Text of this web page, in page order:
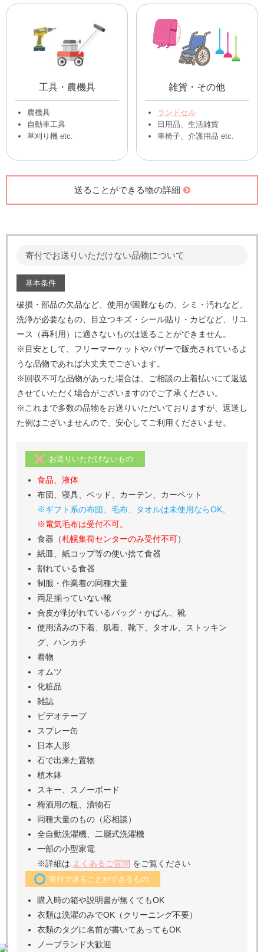
工具・農機具
農機具
自動車工具
草刈り機 etc.
雑貨・その他
ランドセル
日用品、生活雑貨
車椅子、介護用品 etc.
送ることができる物の詳細
寄付でお送りいただけない品物について
基本条件
破損・部品の欠品など、使用が困難なもの、シミ・汚れなど、
洗浄が必要なもの、目立つキズ・シール貼り・カビなど、
リユ
ース（再利用）に適さないものは送ることができません。
※目安として、フリーマーケットやバザーで販売されているよ
うな品物であれば大丈夫でございます。
※回収不可な品物があった場合は、ご相談の上着払いにて返送
させていただく場合がございますのでご了承ください。
※これまで多数の品物をお送りいただいておりますが、返送し
た例はございませんので、安心してご利用くださいませ。
お送りいただけないもの
食品、液体
布団、寝具、ベッド、カーテン、カーペット
※ギフト系の布団、毛布、タオルは未使用ならOK。
※電気毛布は受付不可。
食器（札幌集荷センターのみ受付不可）
紙皿、紙コップ等の使い捨て食器
割れている食器
制服・作業着の同種大量
両足揃っていない靴
合皮が剥がれているバッグ・かばん、靴
使用済みの下着、肌着、靴下、タオル、ストッキン
グ、ハンカチ
着物
オムツ
化粧品
雑誌
ビデオテープ
スプレー缶
日本人形
石で出来た置物
植木鉢
スキー、スノーボード
梅酒用の瓶、漬物石
同種大量のもの（応相談）
全自動洗濯機、二層式洗濯機
一部の小型家電
※詳細は よくあるご質問 をご覧ください
寄付で送ることができるもの
購入時の箱や説明書が無くてもOK
衣類は洗濯のみでOK（クリーニング不要）
衣類のタグに名前が書いてあってもOK
ノーブランド大歓迎